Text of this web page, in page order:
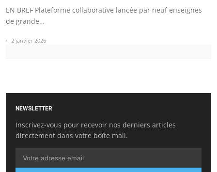
EN BREF Plateforme collaborative lancée par neuf enseignes
de grande…
2 janvier 2026
NEWSLETTER
Inscrivez-vous pour recevoir nos derniers articles
directement dans votre boîte mail.